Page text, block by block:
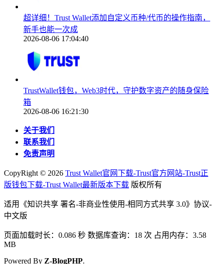
超详细！Trust Wallet添加自定义币种/代币的操作指南，
新手也能一次成
2026-08-06 17:04:40
TrustWallet钱包，Web3时代，守护数字资产的随身保险
箱
2026-08-06 16:21:30
关于我们
联系我们
免责声明
CopyRight © 2026 Trust Wallet官网下载-Trust官方网站-Trust正
版钱包下载-Trust Wallet最新版本下载 版权所有
适用《知识共享 署名-非商业性使用-相同方式共享 3.0》协议-
中文版
页面加载时长：0.086 秒 数据库查询：18 次 占用内存：3.58
MB
Powered By Z-BlogPHP.